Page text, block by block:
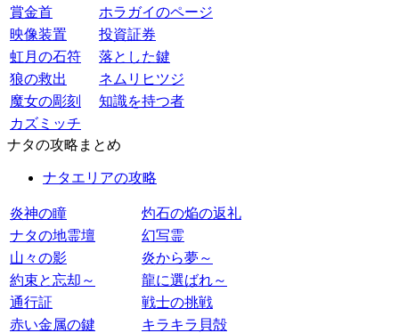
賞金首
ホラガイのページ
映像装置
投資証券
虹月の石符
落とした鍵
狼の救出
ネムリヒツジ
魔女の彫刻
知識を持つ者
カズミッチ
ナタの攻略まとめ
ナタエリアの攻略
炎神の瞳
灼石の焔の返礼
ナタの地霊壇
幻写霊
山々の影
炎から夢～
約束と忘却～
龍に選ばれ～
通行証
戦士の挑戦
赤い金属の鍵
キラキラ貝殻